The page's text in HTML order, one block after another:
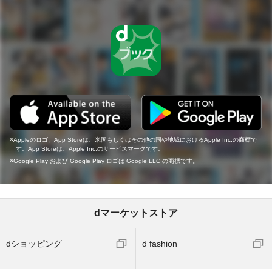
Appleのロゴ、App Storeは、米国もしくはその他の国や地域におけるApple Inc.の商標で
す。App Storeは、Apple Inc.のサービスマークです。
Google Play および Google Play ロゴは Google LLC の商標です。
dマーケットストア
dショッピング d fashion